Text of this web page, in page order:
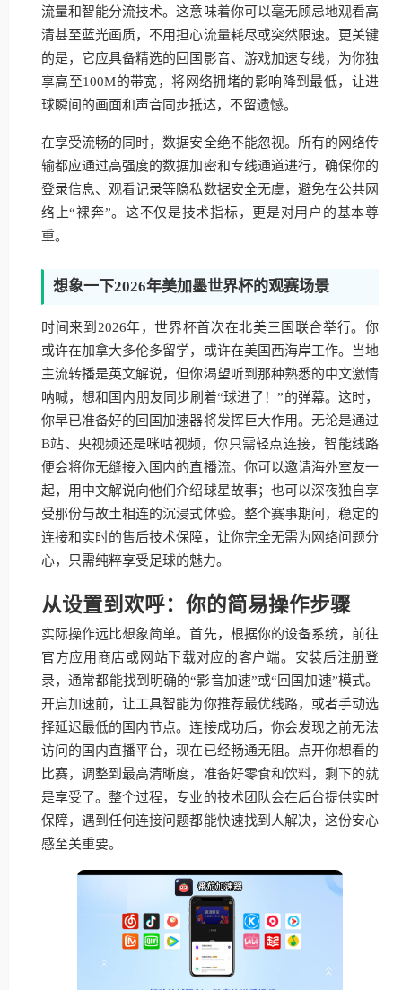
流量和智能分流技术。这意味着你可以毫无顾忌地观看高
清甚至蓝光画质，不用担心流量耗尽或突然限速。更关键
的是，它应具备精选的回国影音、游戏加速专线，为你独
享高至100M的带宽，将网络拥堵的影响降到最低，让进
球瞬间的画面和声音同步抵达，不留遗憾。
在享受流畅的同时，数据安全绝不能忽视。所有的网络传
输都应通过高强度的数据加密和专线通道进行，确保你的
登录信息、观看记录等隐私数据安全无虞，避免在公共网
络上“裸奔”。这不仅是技术指标，更是对用户的基本尊
重。
想象一下2026年美加墨世界杯的观赛场景
时间来到2026年，世界杯首次在北美三国联合举行。你
或许在加拿大多伦多留学，或许在美国西海岸工作。当地
主流转播是英文解说，但你渴望听到那种熟悉的中文激情
呐喊，想和国内朋友同步刷着“球进了！”的弹幕。这时，
你早已准备好的回国加速器将发挥巨大作用。无论是通过
B站、央视频还是咪咕视频，你只需轻点连接，智能线路
便会将你无缝接入国内的直播流。你可以邀请海外室友一
起，用中文解说向他们介绍球星故事；也可以深夜独自享
受那份与故土相连的沉浸式体验。整个赛事期间，稳定的
连接和实时的售后技术保障，让你完全无需为网络问题分
心，只需纯粹享受足球的魅力。
从设置到欢呼：你的简易操作步骤
实际操作远比想象简单。首先，根据你的设备系统，前往
官方应用商店或网站下载对应的客户端。安装后注册登
录，通常都能找到明确的“影音加速”或“回国加速”模式。
开启加速前，让工具智能为你推荐最优线路，或者手动选
择延迟最低的国内节点。连接成功后，你会发现之前无法
访问的国内直播平台，现在已经畅通无阻。点开你想看的
比赛，调整到最高清晰度，准备好零食和饮料，剩下的就
是享受了。整个过程，专业的技术团队会在后台提供实时
保障，遇到任何连接问题都能快速找到人解决，这份安心
感至关重要。